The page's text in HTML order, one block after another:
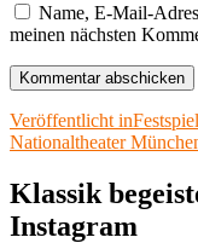
Name, E-Mail-
meinen nächsten
Veröffentlicht in
Nationaltheater
Klassik
Instagram